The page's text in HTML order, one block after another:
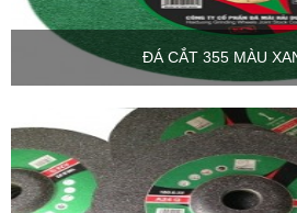
ĐÁ CẮT 355 MÀU